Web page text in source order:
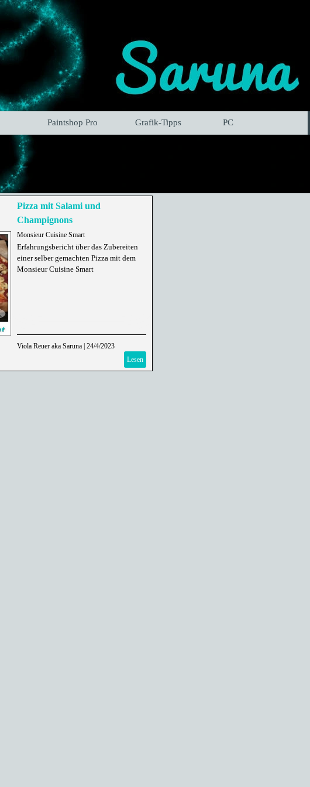
Paintshop Pro Grafik-Tipps PC
Pizza mit Salami und
Champignons
Monsieur Cuisine Smart
Erfahrungsbericht über das Zubereiten
einer selber gemachten Pizza mit dem
Monsieur Cuisine Smart
Viola Reuer aka Saruna| 24/4/2023
Lesen